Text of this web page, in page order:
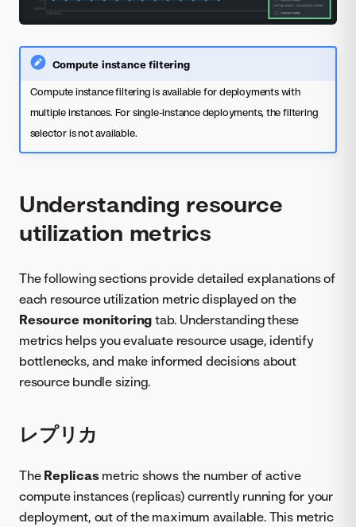
Compute instance filtering
Compute instance filtering is available for deployments with
multiple instances. For single-instance deployments, the filtering
selector is not available.
Understanding resource
utilization metrics
The following sections provide detailed explanations of
each resource utilization metric displayed on the
Resource monitoring tab. Understanding these
metrics helps you evaluate resource usage, identify
bottlenecks, and make informed decisions about
resource bundle sizing.
レプリカ
The Replicasmetric shows the number of active
compute instances (replicas) currently running for your
deployment, out of the maximum available. This metric